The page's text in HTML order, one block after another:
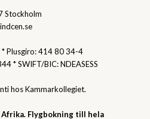
Stockholm
Plusgiro: 414 80 34-4
* SWIFT/BIC: NDEASESS
hos Kammarkollegiet.
Flygbokning till hela